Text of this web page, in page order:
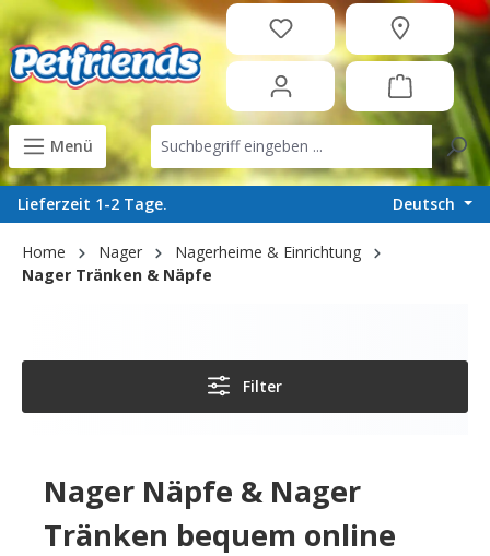
content
Menü
Lieferzeit 1-2 Tage. Deutsch
Home Nager
Nagerheime & Einrichtung
Nager Tränken & Näpfe
Filter
Nager Näpfe & Nager
Tränken bequem online